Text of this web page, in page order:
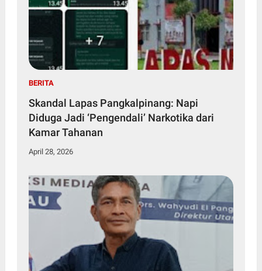
BERITA
Skandal Lapas Pangkalpinang: Napi
Diduga Jadi ‘Pengendali’ Narkotika dari
Kamar Tahanan
April 28, 2026